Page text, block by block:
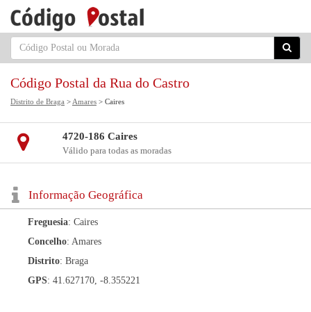
Código Postal da Rua do Castro
Distrito de Braga > Amares > Caires
4720-186 Caires
Válido para todas as moradas
Informação Geográfica
Freguesia: Caires
Concelho: Amares
Distrito: Braga
GPS: 41.627170, -8.355221